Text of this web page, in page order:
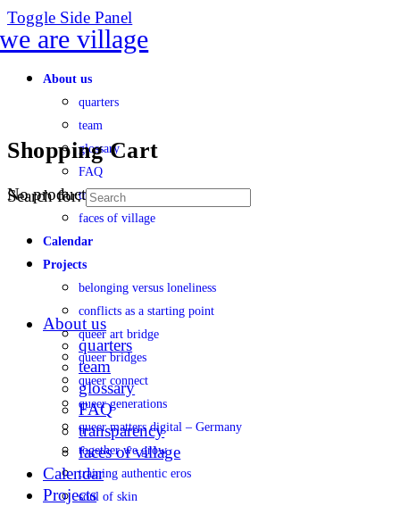
Toggle Side Panel
About us
quarters
team
glossary
FAQ
transparency
faces of village
Calendar
Projects
belonging versus loneliness
conflicts as a starting point
queer art bridge
queer bridges
queer connect
queer generations
queer matters digital – Germany
together we grow
training authentic eros
soul of skin
Shopping Cart
No products in the cart.
Search for:
About us
quarters
team
glossary
FAQ
transparency
faces of village
Calendar
Projects